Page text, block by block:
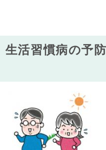
生活習慣病の予